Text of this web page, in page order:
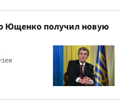
Ющенко получил новую